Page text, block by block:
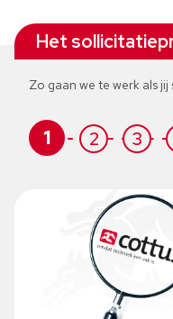
Het
Zo gaan we te werk als
1 2 3